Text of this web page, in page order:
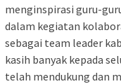
menginspirasi guru-
dalam kegiatan
sebagai team leader
kasih banyak kepada
telah mendukung dan